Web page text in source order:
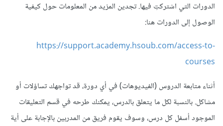
الدورات التي اشتركتِ فيها. تجدين المزيد من المعلومات حول كيفية
الوصول إلى الدورات هنا:
https://support.academy.hsoub.com/access-to-
courses
أثناء متابعة الدروس (الفيديوهات) في أي دورة، قد تواجهك تساؤلات أو
مشاكل. بالنسبة لكل ما يتعلق بالدرس، يمكنك طرحه في قسم التعليقات
الموجود أسفل كل درس، وسوف يقوم فريق من المدربين بالإجابة على أية